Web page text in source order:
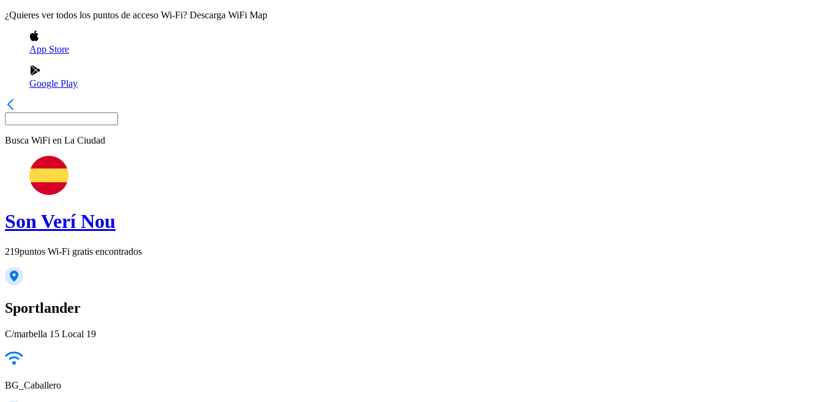
¿Quieres ver todos los puntos de acceso Wi-Fi? Descarga WiFi Map
App Store
Google Play
Busca WiFi en La Ciudad
Son Verí Nou
219puntos Wi-Fi gratis encontrados
Sportlander
C/marbella 15 Local 19
BG_Caballero